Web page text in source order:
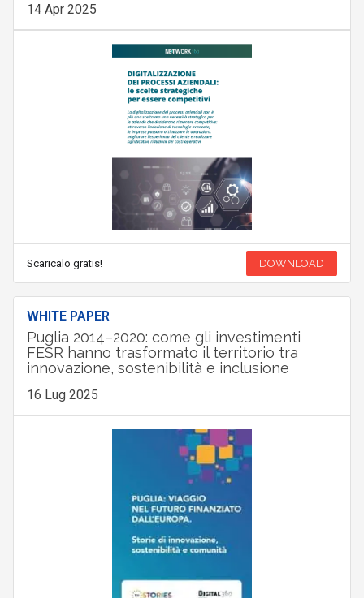
14 Apr 2025
Scaricalo gratis! DOWNLOAD
WHITE PAPER
Puglia 2014–2020: come gli investimenti
FESR hanno trasformato il territorio tra
innovazione, sostenibilità e inclusione
16 Lug 2025